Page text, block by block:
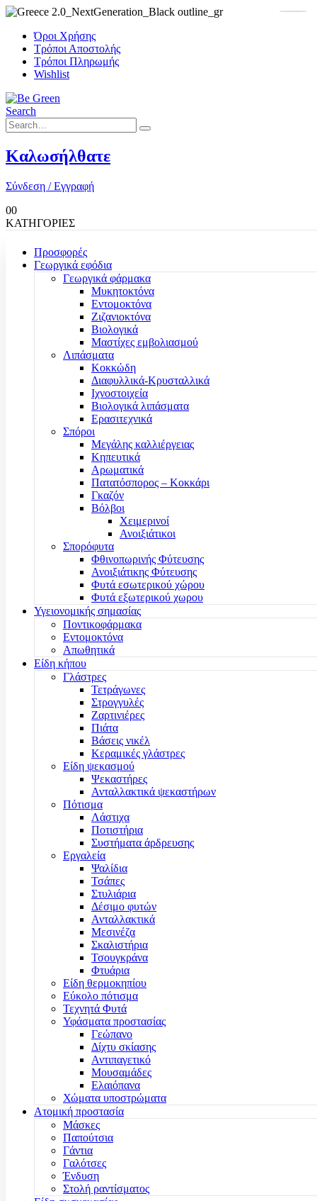
Όροι Χρήσης
Τρόποι Αποστολής
Τρόποι Πληρωμής
Wishlist
Search
Καλωσήλθατε
Σύνδεση / Εγγραφή
00
ΚΑΤΗΓΟΡΙΕΣ
Προσφορές
Γεωργικά εφόδια
Γεωργικά φάρμακα
Μυκητοκτόνα
Εντομοκτόνα
Ζιζανιοκτόνα
Βιολογικά
Μαστίχες εμβολιασμού
Λιπάσματα
Κοκκώδη
Διαφυλλικά-Κρυσταλλικά
Ιχνοστοιχεία
Βιολογικά λιπάσματα
Ερασιτεχνικά
Σπόροι
Μεγάλης καλλιέργειας
Κηπευτικά
Αρωματικά
Πατατόσπορος – Κοκκάρι
Γκαζόν
Βόλβοι
Χειμερινοί
Ανοιξιάτικοι
Σπορόφυτα
Φθινοπωρινής Φύτευσης
Ανοιξιάτικης Φύτευσης
Φυτά εσωτερικού χώρου
Φυτά εξωτερικού χωρου
Υγειονομικής σημασίας
Ποντικοφάρμακα
Εντομοκτόνα
Απωθητικά
Είδη κήπου
Γλάστρες
Τετράγωνες
Στρογγυλές
Ζαρτινιέρες
Πιάτα
Βάσεις νικέλ
Κεραμικές γλάστρες
Είδη ψεκασμού
Ψεκαστήρες
Ανταλλακτικά ψεκαστήρων
Πότισμα
Λάστιχα
Ποτιστήρια
Συστήματα άρδρευσης
Εργαλεία
Ψαλίδια
Τσάπες
Στυλιάρια
Δέσιμο φυτών
Ανταλλακτικά
Μεσινέζα
Σκαλιστήρια
Τσουγκράνα
Φτυάρια
Είδη θερμοκηπίου
Εύκολο πότισμα
Τεχνητά Φυτά
Υφάσματα προστασίας
Γεώπανο
Δίχτυ σκίασης
Αντιπαγετικό
Μουσαμάδες
Ελαιόπανα
Χώματα υποστρώματα
Ατομική προστασία
Μάσκες
Παπούτσια
Γάντια
Γαλότσες
Ένδυση
Στολή ραντίσματος